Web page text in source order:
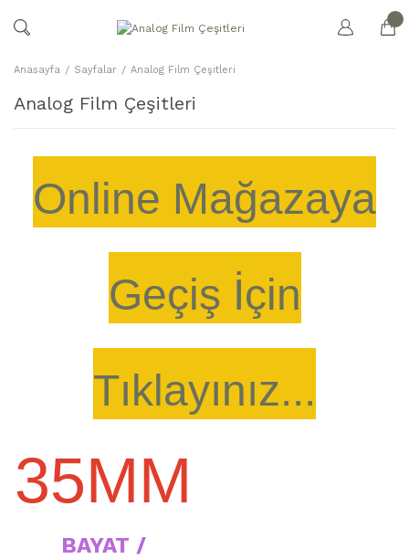
Anasayfa Sayfalar Analog Film Çeşitleri
Analog Film Çeşitleri
Online Mağazaya
Geçiş İçin
Tıklayınız...
35MM
BAYAT /